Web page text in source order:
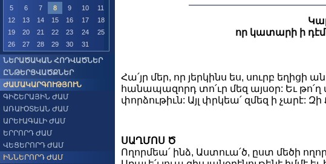
5
6 7 8 9 10
11
12
13 14 15 16 17
18
19
20 21 22 23 24
25
26
27 28 29 30 31
ՆԵՐԱԾԱԿԱՆ ՀՈԴՎԱԾՆԵՐ
ԸՆԹԵՐՑՎԱԾՔՆԵՐ
ԺԱՄԱԿԱՐԳՈՒԹՅՈՒՆ
ԳԻՇԵՐԱՅԻՆ ԺԱՄ
ԱՌԱՒՕՏԵԱՆ ԺԱՄ
ԱՐԵՒԱԳԱԼԻ ԺԱՄ
ԵՐՐՈՐԴ ԺԱՄ
ՎԵՑԵՐՈՐԴ ԺԱՄ
ԻՆՆԵՐՈՐԴ ԺԱՄ
որ կատարի ի
Հա՛յր մեր, որ յերկինս ես, սուրբ եղիցի
հանապազորդ տո՛ւր մեզ այսօր: Եւ
փորձութիւն: Այլ փրկեա՛ զմեզ ի չարէ:
ՍԱՂՄՈՍ Ծ
Ողորմեա՛ ինձ, Աստուա՛ծ, ըստ մեծի